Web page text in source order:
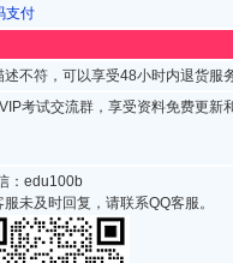
支付
不符，可以享受48小时内退货服
考试交流群，享受资料免费更新
：edu100b
未及时回复，请联系QQ客服。